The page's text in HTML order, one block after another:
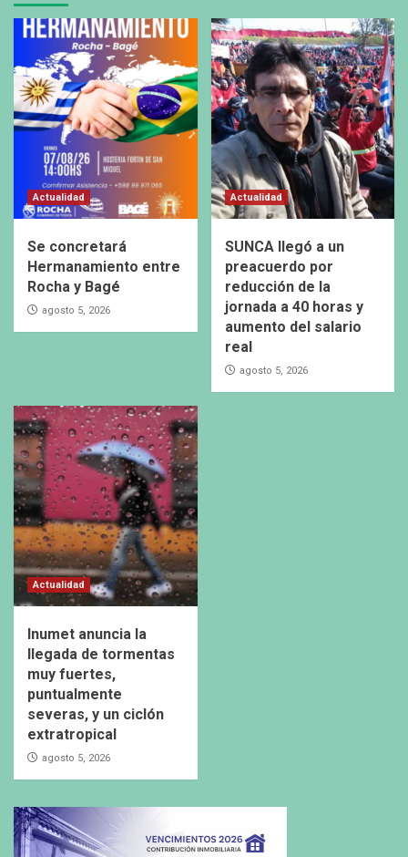
Actualidad
Se concretará
Hermanamiento entre
Rocha y Bagé
agosto 5, 2026
Actualidad
SUNCA llegó a un
preacuerdo por
reducción de la
jornada a 40 horas y
aumento del salario
real
agosto 5, 2026
Actualidad
Inumet anuncia la
llegada de tormentas
muy fuertes,
puntualmente
severas, y un ciclón
extratropical
agosto 5, 2026